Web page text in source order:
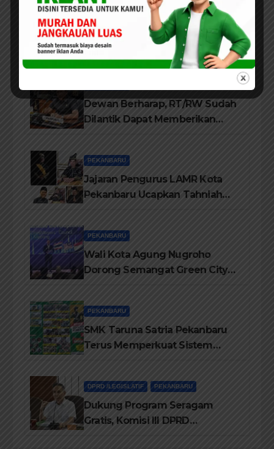
ARTIKEL PEKANBARU PENDIDIKAN
Luar Biasa Isi Pelatihan
Komunikasi Publik, Liza Fitriani
Sampaikan Materi Dari Keluhan
Dewan Berharap, RT/RW Sudah
Dilantik Dapat Memberikan
PEKANBARU
Jajaran Pengurus LAMR Kota
Pekanbaru Ucapkan Tahniah
PEKANBARU
Wali Kota Agung Nugroho
Dorong Semangat Green City
PEKANBARU
SMK Taruna Satria Pekanbaru
Terus Memperkuat Sistem
DPRD /LEGISLATIF PEKANBARU
Dukung Program Seragam
Gratis, Komisi III DPRD